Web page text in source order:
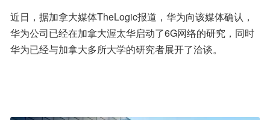
近日，据加拿大媒体TheLogic报道，华为向该媒体确认，
华为公司已经在加拿大渥太华启动了6G网络的研究，同时
华为已经与加拿大多所大学的研究者展开了洽谈。